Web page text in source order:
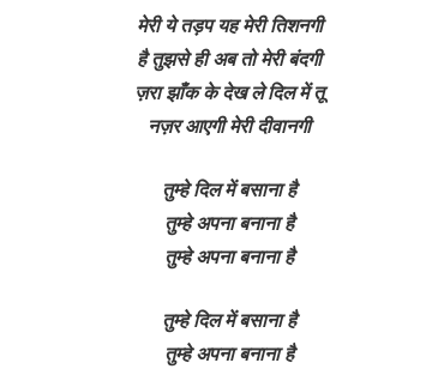
मेरी ये तड़प यह मेरी तिशनगी
है तुझसे ही अब तो मेरी बंदगी
ज़रा झाँक के देख ले दिल में तू
नज़र आएगी मेरी दीवानगी
तुम्हे दिल में बसाना है
तुम्हे अपना बनाना है
तुम्हे अपना बनाना है
तुम्हे दिल में बसाना है
तुम्हे अपना बनाना है